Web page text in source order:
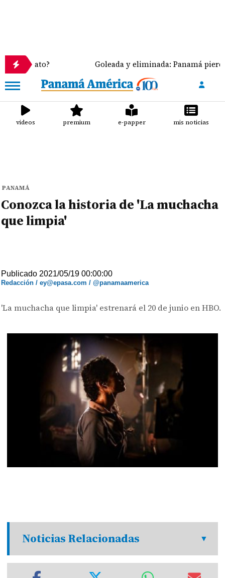
Goleada y eliminada: Panamá pierde 4-0 ante
videos premium e-papper mis noticias
PANAMÁ
Conozca la historia de 'La muchacha
que limpia'
Publicado 2021/05/19 00:00:00
Redacción / ey@epasa.com / @panamaamerica
'La muchacha que limpia' estrenará el 20 de junio en HBO.
Noticias Relacionadas